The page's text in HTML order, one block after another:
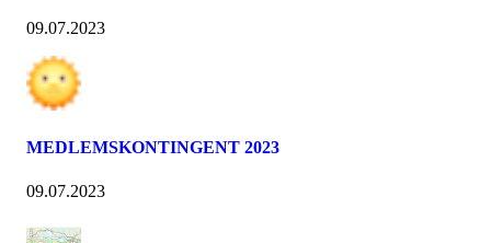
09.07.2023
MEDLEMSKONTINGENT 2023
09.07.2023